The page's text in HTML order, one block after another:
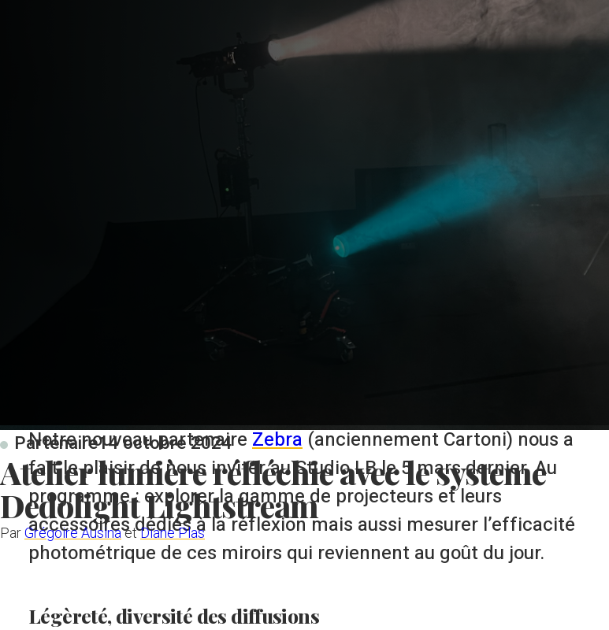
Partenaire14 octobre 2024
Atelier lumière réfléchie avec le systeme
Dedolight Lightstream
ParGrégoire AusinaetDiane Plas
Notre nouveau partenaire Zebra (anciennement Cartoni) nous a
fait le plaisir de nous inviter au Studio LB le 5 mars dernier. Au
programme : explorer la gamme de projecteurs et leurs
accessoires dédiés à la réflexion mais aussi mesurer l’efficacité
photométrique de ces miroirs qui reviennent au goût du jour.
Légèreté, diversité des diffusions